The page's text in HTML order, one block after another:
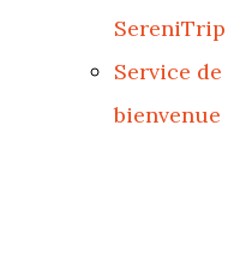
SereniTrip
Service
bienvenue